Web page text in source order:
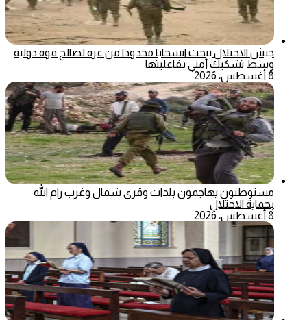
جيش الاحتلال يبحث انسحابا محدودا من غزة لصالح قوة دولية
وسط تشكيك أمني بفاعليتها
8 أغسطس، 2026
مستوطنون يهاجمون بلدات وقرى شمال وغرب رام الله
بحماية الاحتلال
8 أغسطس، 2026